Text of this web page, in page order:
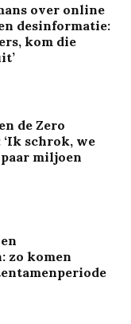
over online
desinformatie:
kom die
de Zero
‘Ik schrok, we
miljoen
zo komen